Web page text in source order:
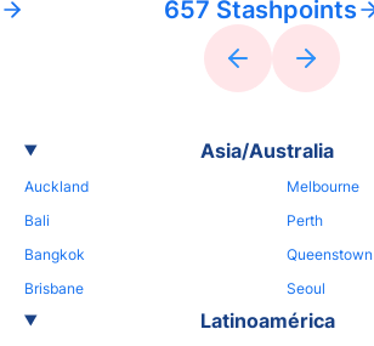
657 Stashpoints
Asia/Australia
Auckland
Bali
Bangkok
Brisbane
Melbourne
Perth
Queenstown
Seoul
Latinoamérica